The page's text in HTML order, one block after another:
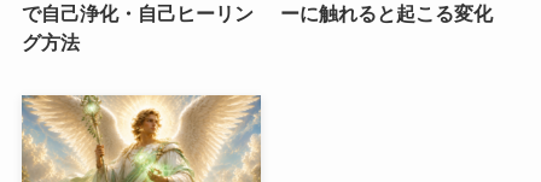
で自己浄化・自己ヒーリン
グ方法
ーに触れると起こる変化